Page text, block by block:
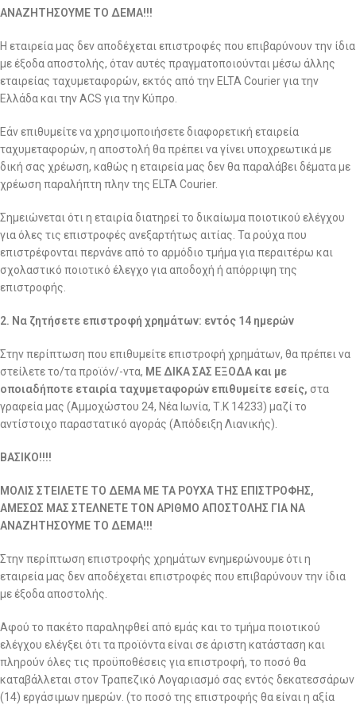
ΑΝΑΖΗΤΗΣΟΥΜΕ ΤΟ ΔΕΜΑ!!!
Η εταιρεία μας δεν αποδέχεται επιστροφές που επιβαρύνουν την ίδια
με έξοδα αποστολής, όταν αυτές πραγματοποιούνται μέσω άλλης
εταιρείας ταχυμεταφορών, εκτός από την ELTA Courier για την
Ελλάδα και την ACS για την Κύπρο.
Εάν επιθυμείτε να χρησιμοποιήσετε διαφορετική εταιρεία
ταχυμεταφορών, η αποστολή θα πρέπει να γίνει υποχρεωτικά με
δική σας χρέωση, καθώς η εταιρεία μας δεν θα παραλάβει δέματα με
χρέωση παραλήπτη πλην της ELTA Courier.
Σημειώνεται ότι η εταιρία διατηρεί το δικαίωμα ποιοτικού ελέγχου
για όλες τις επιστροφές ανεξαρτήτως αιτίας. Τα ρούχα που
επιστρέφονται περνάνε από το αρμόδιο τμήμα για περαιτέρω και
σχολαστικό ποιοτικό έλεγχο για αποδοχή ή απόρριψη της
επιστροφής.
2. Να ζητήσετε επιστροφή χρημάτων: εντός 14 ημερών
Στην περίπτωση που επιθυμείτε επιστροφή χρημάτων, θα πρέπει να
στείλετε το/τα προϊόν/-ντα, ΜΕ ΔΙΚΑ ΣΑΣ ΕΞΟΔΑ και με
οποιαδήποτε εταιρία ταχυμεταφορών επιθυμείτε εσείς, στα
γραφεία μας (Αμμοχώστου 24, Νέα Ιωνία, Τ.Κ 14233) μαζί το
αντίστοιχο παραστατικό αγοράς (Απόδειξη Λιανικής).
ΒΑΣΙΚΟ!!!!
ΜΟΛΙΣ ΣΤΕΙΛΕΤΕ ΤΟ ΔΕΜΑ ΜΕ ΤΑ ΡΟΥΧΑ ΤΗΣ ΕΠΙΣΤΡΟΦΗΣ,
ΑΜΕΣΩΣ ΜΑΣ ΣΤΕΛΝΕΤΕ ΤΟΝ ΑΡΙΘΜΟ ΑΠΟΣΤΟΛΗΣ ΓΙΑ ΝΑ
ΑΝΑΖΗΤΗΣΟΥΜΕ ΤΟ ΔΕΜΑ!!!
Στην περίπτωση επιστροφής χρημάτων ενημερώνουμε ότι η
εταιρεία μας δεν αποδέχεται επιστροφές που επιβαρύνουν την ίδια
με έξοδα αποστολής.
Αφού το πακέτο παραληφθεί από εμάς και το τμήμα ποιοτικού
ελέγχου ελέγξει ότι τα προϊόντα είναι σε άριστη κατάσταση και
πληρούν όλες τις προϋποθέσεις για επιστροφή, το ποσό θα
καταβάλλεται στον Τραπεζικό Λογαριασμό σας εντός δεκατεσσάρων
(14) εργάσιμων ημερών. (το ποσό της επιστροφής θα είναι η αξία